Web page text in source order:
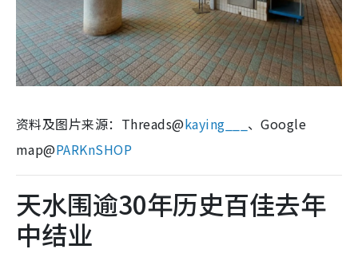
资料及图片来源：Threads@kaying___ 、Google
map@PARKnSHOP
天水围逾30年历史百佳去年
中结业